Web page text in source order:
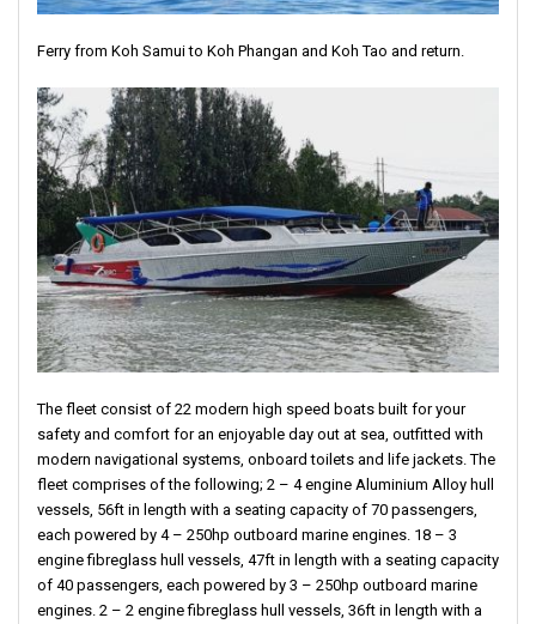
Ferry from Koh Samui to Koh Phangan and Koh Tao and return.
The fleet consist of 22 modern high speed boats built for your
safety and comfort for an enjoyable day out at sea, outfitted with
modern navigational systems, onboard toilets and life jackets. The
fleet comprises of the following; 2 – 4 engine Aluminium Alloy hull
vessels, 56ft in length with a seating capacity of 70 passengers,
each powered by 4 – 250hp outboard marine engines. 18 – 3
engine fibreglass hull vessels, 47ft in length with a seating capacity
of 40 passengers, each powered by 3 – 250hp outboard marine
engines. 2 – 2 engine fibreglass hull vessels, 36ft in length with a